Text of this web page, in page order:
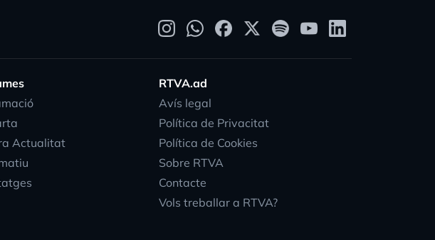
Actualitat
RTVA.ad
Avís legal
Política de Privacitat
Política de Cookies
Sobre RTVA
Contacte
Vols treballar a RTVA?